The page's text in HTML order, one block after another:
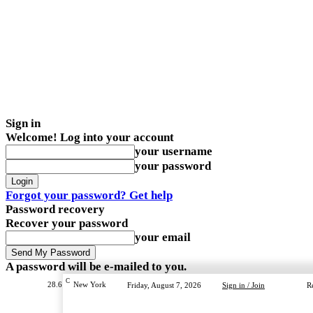
Sign in
Welcome! Log into your account
your username
your password
Forgot your password? Get help
Password recovery
Recover your password
your email
A password will be e-mailed to you.
28.6 C New York Friday, August 7, 2026 Sign in / Join